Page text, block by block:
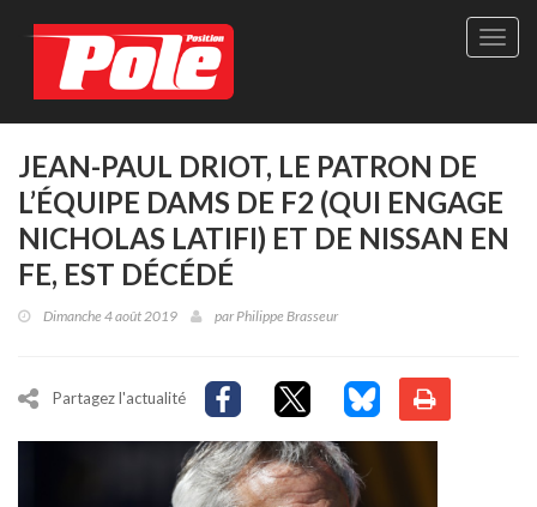
Site
Le
seul
JEAN-PAUL DRIOT, LE PATRON DE
L’ÉQUIPE DAMS DE F2 (QUI ENGAGE
NICHOLAS LATIFI) ET DE NISSAN EN
FE, EST DÉCÉDÉ
Dimanche 4 août 2019 parPhilippe Brasseur
Partagez l'actualité